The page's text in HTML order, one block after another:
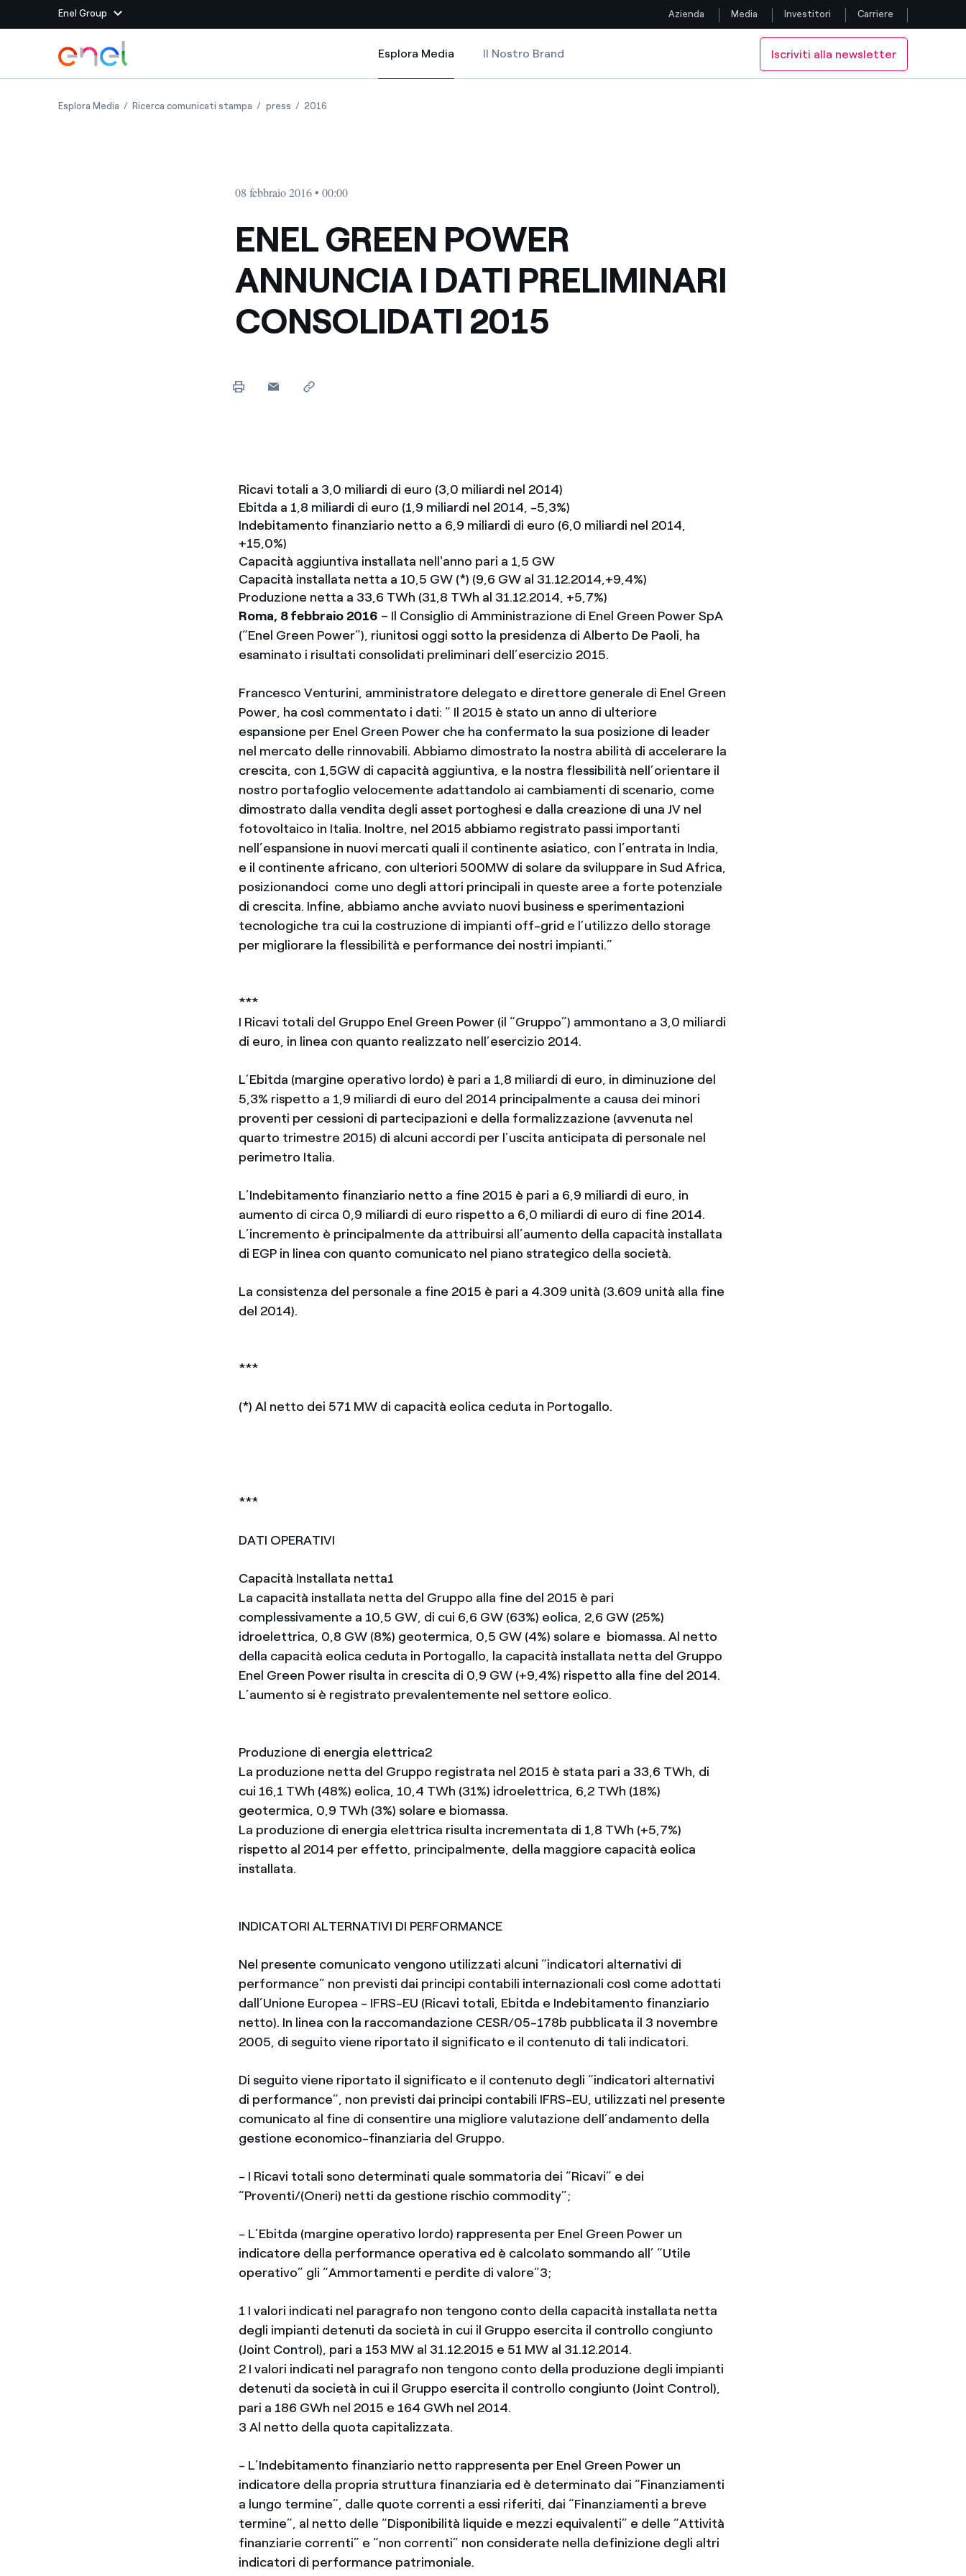
Enel Group
Siti del Gruppo
Enel Green Power Produciamo energia pulita da fonti rinnovabili
Massimizziamo la creazione di valore grazie al
rapporto con i nostri fornitori
energia pulita
Il canale dove segnalare violazioni delle nostre policy
Siti Paese
Colombia
Italia
Seguici
Vai al contenuto principale
Azienda Media Investitori Carriere
Esplora Media
Esplora Media
Il Nostro Brand Iscriviti alla newsletter
Esplora MediaENEL GREEN POWER ANNUNCIA I DATI PRELIMINARI CONSOLIDATI 2015
Ricerca comunicati stampa ENEL GREEN POWER ANNUNCIA I DATI PRELIMINARI CONSOLIDATI 2015
pressENEL GREEN POWER ANNUNCIA I DATI PRELIMINARI CONSOLIDATI 2015
2016
08 febbraio 2016 • 00:00
ENEL GREEN POWER
ANNUNCIA I DATI PRELIMINARI
CONSOLIDATI 2015
Ricavi totali a 3,0 miliardi di euro (3,0 miliardi nel 2014)
Ebitda a 1,8 miliardi di euro (1,9 miliardi nel 2014, -5,3%)
Indebitamento finanziario netto a 6,9 miliardi di euro (6,0 miliardi nel 2014,
+15,0%)
Capacità aggiuntiva installata nell'anno pari a 1,5 GW
Capacità installata netta a 10,5 GW (*) (9,6 GW al 31.12.2014,+9,4%)
Produzione netta a 33,6 TWh (31,8 TWh al 31.12.2014, +5,7%)
Roma, 8 febbraio 2016 – Il Consiglio di Amministrazione di Enel Green Power SpA
(“Enel Green Power”), riunitosi oggi sotto la presidenza di Alberto De Paoli, ha
esaminato i risultati consolidati preliminari dell’esercizio 2015.
Francesco Venturini, amministratore delegato e direttore generale di Enel Green
Power, ha così commentato i dati: “ Il 2015 è stato un anno di ulteriore
espansione per Enel Green Power che ha confermato la sua posizione di leader
nel mercato delle rinnovabili. Abbiamo dimostrato la nostra abilità di accelerare la
crescita, con 1,5GW di capacità aggiuntiva, e la nostra flessibilità nell’orientare il
nostro portafoglio velocemente adattandolo ai cambiamenti di scenario, come
dimostrato dalla vendita degli asset portoghesi e dalla creazione di una JV nel
fotovoltaico in Italia. Inoltre, nel 2015 abbiamo registrato passi importanti
nell’espansione in nuovi mercati quali il continente asiatico, con l’entrata in India,
e il continente africano, con ulteriori 500MW di solare da sviluppare in Sud Africa,
posizionandoci come uno degli attori principali in queste aree a forte potenziale
di crescita. Infine, abbiamo anche avviato nuovi business e sperimentazioni
tecnologiche tra cui la costruzione di impianti off-grid e l’utilizzo dello storage
per migliorare la flessibilità e performance dei nostri impianti.”
***
I Ricavi totali del Gruppo Enel Green Power (il “Gruppo”) ammontano a 3,0 miliardi
di euro, in linea con quanto realizzato nell’esercizio 2014.
L’Ebitda (margine operativo lordo) è pari a 1,8 miliardi di euro, in diminuzione del
5,3% rispetto a 1,9 miliardi di euro del 2014 principalmente a causa dei minori
proventi per cessioni di partecipazioni e della formalizzazione (avvenuta nel
quarto trimestre 2015) di alcuni accordi per l’uscita anticipata di personale nel
perimetro Italia.
L’Indebitamento finanziario netto a fine 2015 è pari a 6,9 miliardi di euro, in
aumento di circa 0,9 miliardi di euro rispetto a 6,0 miliardi di euro di fine 2014.
L’incremento è principalmente da attribuirsi all’aumento della capacità installata
di EGP in linea con quanto comunicato nel piano strategico della società.
La consistenza del personale a fine 2015 è pari a 4.309 unità (3.609 unità alla fine
del 2014).
***
(*) Al netto dei 571 MW di capacità eolica ceduta in Portogallo.
***
DATI OPERATIVI
Capacità Installata netta1
La capacità installata netta del Gruppo alla fine del 2015 è pari
complessivamente a 10,5 GW, di cui 6,6 GW (63%) eolica, 2,6 GW (25%)
idroelettrica, 0,8 GW (8%) geotermica, 0,5 GW (4%) solare e biomassa. Al netto
della capacità eolica ceduta in Portogallo, la capacità installata netta del Gruppo
Enel Green Power risulta in crescita di 0,9 GW (+9,4%) rispetto alla fine del 2014.
L’aumento si è registrato prevalentemente nel settore eolico.
Produzione di energia elettrica2
La produzione netta del Gruppo registrata nel 2015 è stata pari a 33,6 TWh, di
cui 16,1 TWh (48%) eolica, 10,4 TWh (31%) idroelettrica, 6,2 TWh (18%)
geotermica, 0,9 TWh (3%) solare e biomassa.
La produzione di energia elettrica risulta incrementata di 1,8 TWh (+5,7%)
rispetto al 2014 per effetto, principalmente, della maggiore capacità eolica
installata.
INDICATORI ALTERNATIVI DI PERFORMANCE
Nel presente comunicato vengono utilizzati alcuni “indicatori alternativi di
performance” non previsti dai principi contabili internazionali così come adottati
dall’Unione Europea - IFRS-EU (Ricavi totali, Ebitda e Indebitamento finanziario
netto). In linea con la raccomandazione CESR/05-178b pubblicata il 3 novembre
2005, di seguito viene riportato il significato e il contenuto di tali indicatori.
Di seguito viene riportato il significato e il contenuto degli “indicatori alternativi
di performance”, non previsti dai principi contabili IFRS-EU, utilizzati nel presente
comunicato al fine di consentire una migliore valutazione dell’andamento della
gestione economico-finanziaria del Gruppo.
- I Ricavi totali sono determinati quale sommatoria dei “Ricavi” e dei
“Proventi/(Oneri) netti da gestione rischio commodity”;
- L’Ebitda (margine operativo lordo) rappresenta per Enel Green Power un
indicatore della performance operativa ed è calcolato sommando all’ “Utile
operativo” gli “Ammortamenti e perdite di valore”3;
1 I valori indicati nel paragrafo non tengono conto della capacità installata netta
degli impianti detenuti da società in cui il Gruppo esercita il controllo congiunto
(Joint Control), pari a 153 MW al 31.12.2015 e 51 MW al 31.12.2014.
2 I valori indicati nel paragrafo non tengono conto della produzione degli impianti
detenuti da società in cui il Gruppo esercita il controllo congiunto (Joint Control),
pari a 186 GWh nel 2015 e 164 GWh nel 2014.
3 Al netto della quota capitalizzata.
- L’Indebitamento finanziario netto rappresenta per Enel Green Power un
indicatore della propria struttura finanziaria ed è determinato dai “Finanziamenti
a lungo termine”, dalle quote correnti a essi riferiti, dai “Finanziamenti a breve
termine”, al netto delle “Disponibilità liquide e mezzi equivalenti” e delle “Attività
finanziarie correnti” e “non correnti” non considerate nella definizione degli altri
indicatori di performance patrimoniale.